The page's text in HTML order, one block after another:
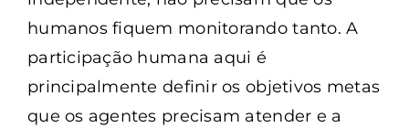
humanos fiquem monitorando tanto. A
participação humana aqui é
principalmente definir os objetivos metas
que os agentes precisam atender e a